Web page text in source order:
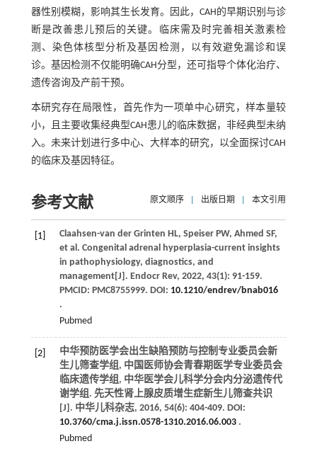
器性别模糊，影响其生长发育。因此，CAH的早期识别与诊
断是改善患儿预后的关键。临床需及时完善相关激素检
测、染色体核型分析及基因检测，以有效避免漏诊和误
诊。基因检测不仅能明确CAH分型，还可指导个体化治疗、
遗传咨询及产前干预。
本研究存在局限性，首先作为一项单中心研究，样本量较
小，且主要收集经典型CAH患儿的临床数据，非经典型未纳
入。未来计划进行多中心、大样本的研究，以全面探讨CAH
的临床及基因特征。
参考文献 原文顺序 出版日期 本文引用
[1] Claahsen-van der Grinten HL, Speiser PW, Ahmed SF,
et al . Congenital adrenal hyperplasia-current insights
in pathophysiology, diagnostics, and
management[J]. Endocr Rev, 2022, 43(1): 91-159.
PMCID: PMC8755999. DOI: 10.1210/endrev/bnab016
.
Pubmed
[2]
中华预防医学会出生缺陷预防与控制专业委员会新
生儿筛查学组, 中国医师协会青春期医学专业委员会
临床遗传学组, 中华医学会儿科学分会内分泌遗传代
谢学组. 先天性肾上腺皮质增生症新生儿筛查共识
[J]. 中华儿科杂志, 2016, 54(6): 404-409. DOI:
10.3760/cma.j.issn.0578-1310.2016.06.003.
Pubmed